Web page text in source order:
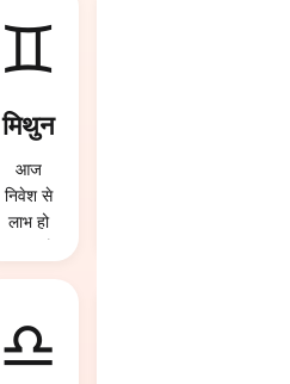
♊
मिथुन
आज
निवेश से
लाभ हो
♎